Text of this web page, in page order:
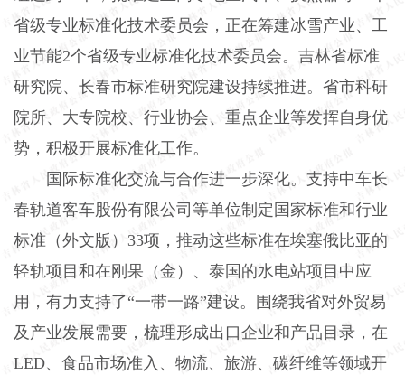
省级专业标准化技术委员会，正在筹建冰雪产业、工
业节能2个省级专业标准化技术委员会。吉林省标准
研究院、长春市标准研究院建设持续推进。省市科研
院所、大专院校、行业协会、重点企业等发挥自身优
势，积极开展标准化工作。
国际标准化交流与合作进一步深化。支持中车长
春轨道客车股份有限公司等单位制定国家标准和行业
标准（外文版）33项，推动这些标准在埃塞俄比亚的
轻轨项目和在刚果（金）、泰国的水电站项目中应
用，有力支持了“一带一路”建设。围绕我省对外贸易
及产业发展需要，梳理形成出口企业和产品目录，在
LED、食品市场准入、物流、旅游、碳纤维等领域开